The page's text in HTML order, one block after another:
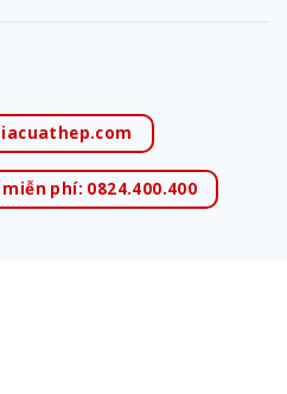
phí: 0824.400.400